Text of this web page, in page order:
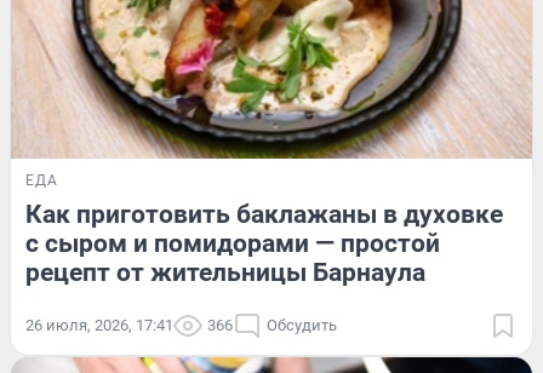
ЕДА
Как приготовить баклажаны в духовке
с сыром и помидорами — простой
рецепт от жительницы Барнаула
26 июля, 2026, 17:41 366 Обсудить